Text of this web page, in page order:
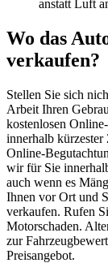
anstatt Luft
Wo das
verkaufen?
Stellen Sie sich
Arbeit Ihren
kostenlosen
innerhalb
Online-
wir für Sie
auch wenn es
Ihnen vor Ort und
verkaufen. Rufen
Motorschaden.
zur
Preisangebot.